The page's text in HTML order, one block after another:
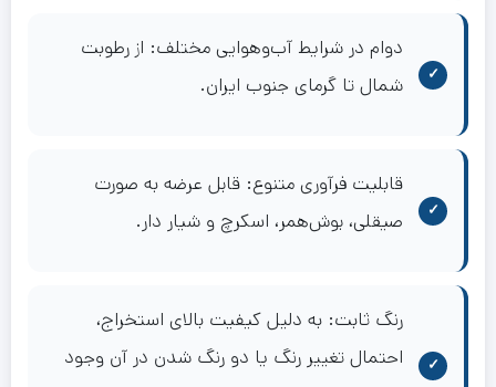
دوام در شرایط آب‌وهوایی مختلف: از رطوبت
شمال تا گرمای جنوب ایران.
قابلیت فرآوری متنوع: قابل عرضه به صورت
صیقلی، بوش‌همر، اسکرچ و شیار دار.
رنگ ثابت: به دلیل کیفیت بالای استخراج،
احتمال تغییر رنگ یا دو رنگ شدن در آن وجود